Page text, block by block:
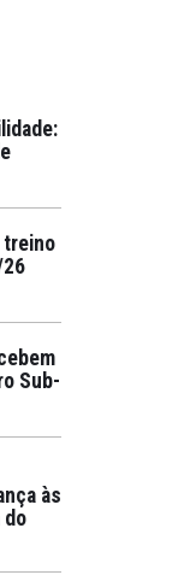
treino
Sub-
às
do